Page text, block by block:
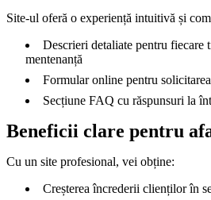
Site-ul oferă o experiență intuitivă și
Descrieri detaliate pentru fiecare
mentenanță
Formular online pentru
Secțiune FAQ cu răspunsuri la
Beneficii clare pentru
Cu un site profesional, vei obține:
Creșterea încrederii clienților în